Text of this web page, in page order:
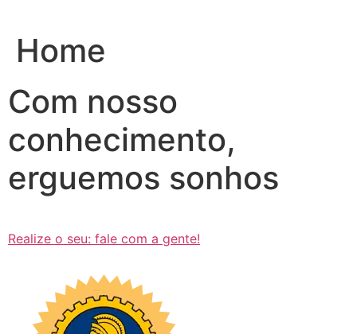
conteúdo
Home
Com nosso
conhecimento,
erguemos sonhos
Realize o seu: fale com a gente!